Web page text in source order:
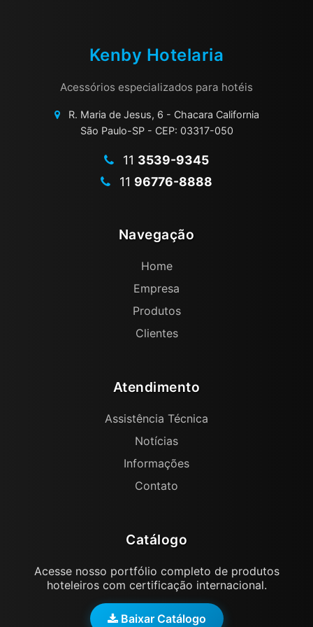
Kenby Hotelaria
Acessórios especializados para hotéis
R. Maria de Jesus, 6 - Chacara California
São Paulo-SP - CEP: 03317-050
11 3539-9345
11 96776-8888
Navegação
Home
Empresa
Produtos
Clientes
Atendimento
Assistência Técnica
Notícias
Informações
Contato
Catálogo
Acesse nosso portfólio completo de produtos
hoteleiros com certificação internacional.
Baixar Catálogo